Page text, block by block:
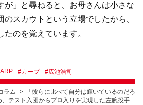
が」と尋ねると、お母さんは小さな
スカウトという立場でしたから、
のを覚えています。
#カープ #広池浩司
ラム
「彼らに比べて自分は輝いているのだろ
テスト入団からプロ入りを実現した左腕投手